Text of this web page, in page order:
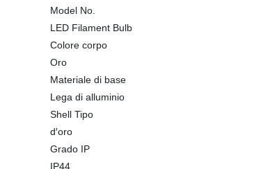
Model No.
LED Filament Bulb
Colore corpo
Oro
Materiale di base
Lega di alluminio
Shell Tipo
d′oro
Grado IP
IP44